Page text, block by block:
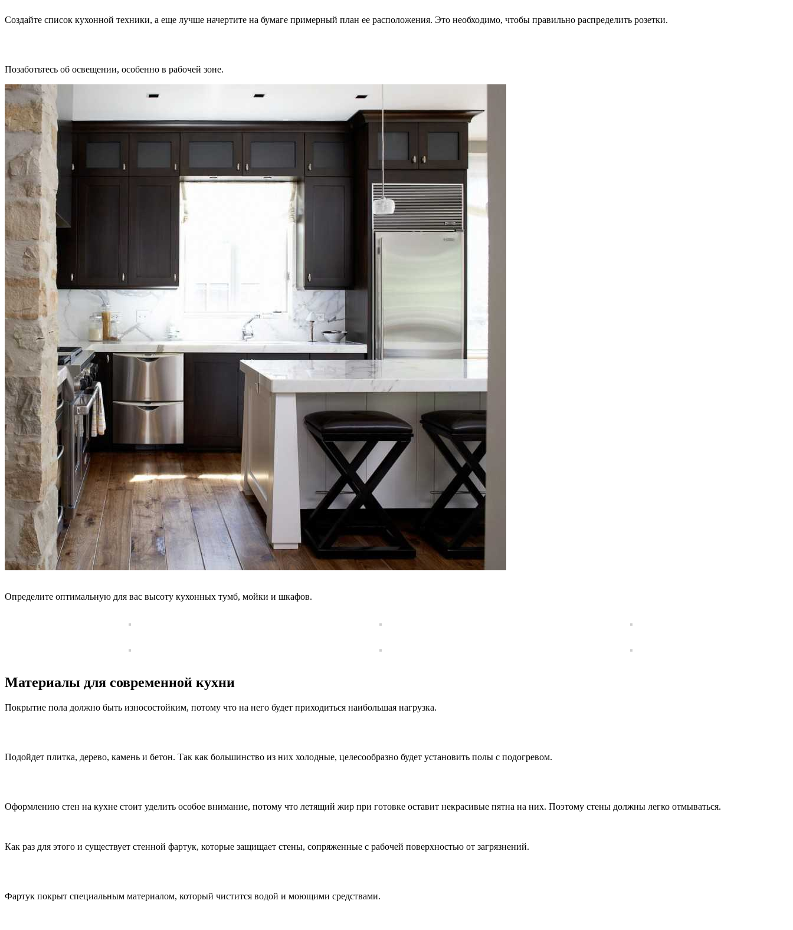
Создайте список кухонной техники, а еще лучше начертите на бумаге примерный план ее расположения. Это необходимо, чтобы правильно распределить розетки.
Позаботьтесь об освещении, особенно в рабочей зоне.
Определите оптимальную для вас высоту кухонных тумб, мойки и шкафов.
Материалы для современной кухни
Покрытие пола должно быть износостойким, потому что на него будет приходиться наибольшая нагрузка.
Подойдет плитка, дерево, камень и бетон. Так как большинство из них холодные, целесообразно будет установить полы с подогревом.
Оформлению стен на кухне стоит уделить особое внимание, потому что летящий жир при готовке оставит некрасивые пятна на них. Поэтому стены должны легко отмываться.
Как раз для этого и существует стенной фартук, которые защищает стены, сопряженные с рабочей поверхностью от загрязнений.
Фартук покрыт специальным материалом, который чистится водой и моющими средствами.